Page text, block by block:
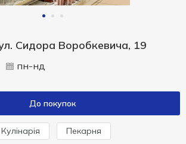
Сидора Воробкевича, 19
пн-нд
До покупок
Кулінарія Пекарня